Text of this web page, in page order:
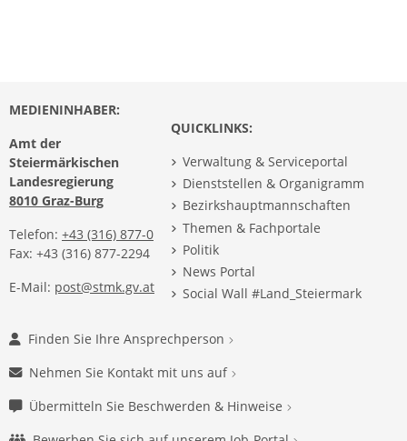
MEDIENINHABER:
Amt der
Steiermärkischen
Landesregierung
8010 Graz-Burg
Telefon: +43 (316) 877-0
Fax: +43 (316) 877-2294
E-Mail: post@stmk.gv.at
QUICKLINKS:
Verwaltung & Serviceportal
Dienststellen & Organigramm
Bezirkshauptmannschaften
Themen & Fachportale
Politik
News Portal
Social Wall #Land_Steiermark
Finden Sie Ihre Ansprechperson
Nehmen Sie Kontakt mit uns auf
Übermitteln Sie Beschwerden & Hinweise